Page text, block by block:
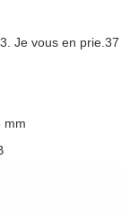
Je vous en prie.37
mm